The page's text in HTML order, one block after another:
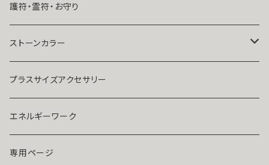
結婚したい
人気運・モテる
リング
イヤリング・ピアス
ストラップ・キーホルダー
マスクピアス
ブローチ
K１４
Ｋ１８
プラチナ
ダイヤモンド
モアサナイト
護符・霊符・お守り
ストーンカラー
クリア
ブルー
レッド
プラスサイズアクセサリー
エネルギーワーク
専用ページ